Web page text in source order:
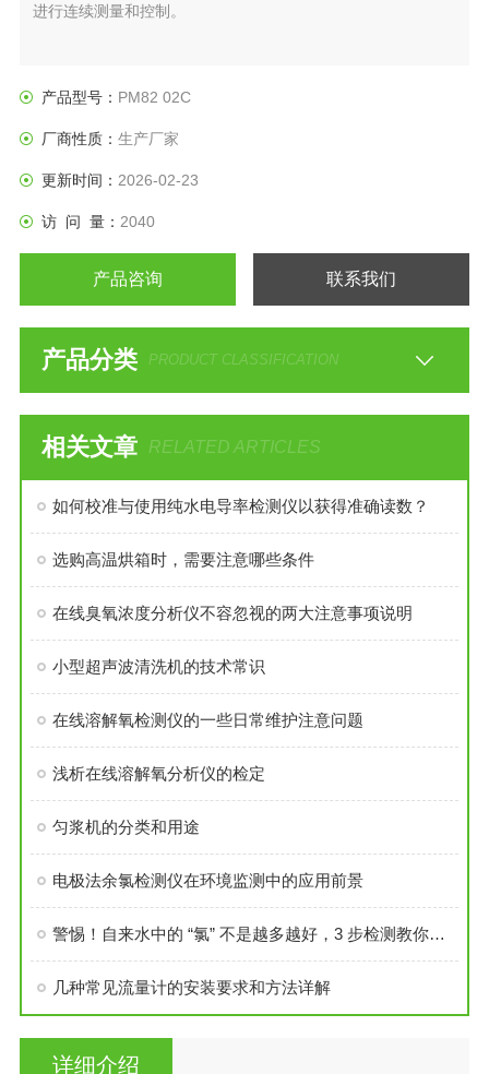
进行连续测量和控制。
产品型号： PM82 02C
厂商性质： 生产厂家
更新时间： 2026-02-23
访 问 量： 2040
产品咨询 联系我们
产品分类 PRODUCT CLASSIFICATION
相关文章 RELATED ARTICLES
如何校准与使用纯水电导率检测仪以获得准确读数？
选购高温烘箱时，需要注意哪些条件
在线臭氧浓度分析仪不容忽视的两大注意事项说明
小型超声波清洗机的技术常识
在线溶解氧检测仪的一些日常维护注意问题
浅析在线溶解氧分析仪的检定
匀浆机的分类和用途
电极法余氯检测仪在环境监测中的应用前景
警惕！自来水中的 “氯” 不是越多越好，3 步检测教你看懂安全线
几种常见流量计的安装要求和方法详解
详细介绍